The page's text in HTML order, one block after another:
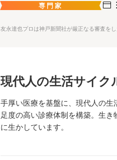
専門家
友永達也プロは神戸新聞社が厳正なる審査を
現代人の生活サイク
手厚い医療を基盤に、現代人の
足度の高い診療体制を構築。生
に生かしています。